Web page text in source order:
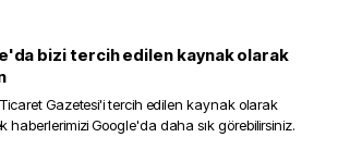
bizi tercih edilen kaynak olarak
Gazetesi'i tercih edilen kaynak olarak
haberlerimizi Google'da daha sık görebilirsiniz.